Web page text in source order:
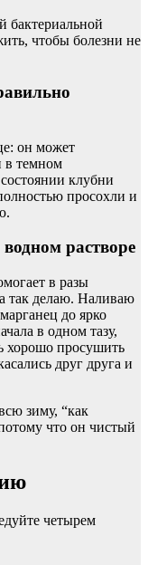
бактериальной
чтобы болезни не
он может
в темном
клубни
просохли и
растворе
в разы
так делаю. Наливаю
до ярко
в одном тазу,
хорошо просушить
друг друга и
зиму, “как
что он чистый
четырем